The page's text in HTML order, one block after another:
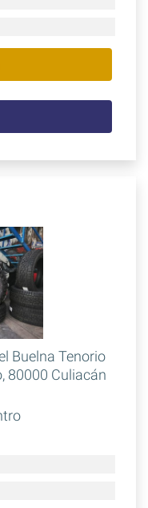
Buelna Tenorio
80000 Culiacán